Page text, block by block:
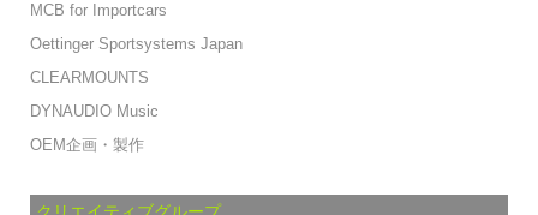
MCB for Importcars
Oettinger Sportsystems Japan
CLEARMOUNTS
DYNAUDIO Music
OEM企画・製作